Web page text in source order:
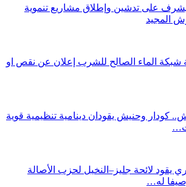
على تدشين وإطلاق مشاريع تنموية
المجيد
الماء الصالح للشرب إعلان عن نقص او
كودار وحنيش يقودان دينامية تنظيمية قوية
يقود لائحة جليز–النخيل لحزب الأصالة
له…